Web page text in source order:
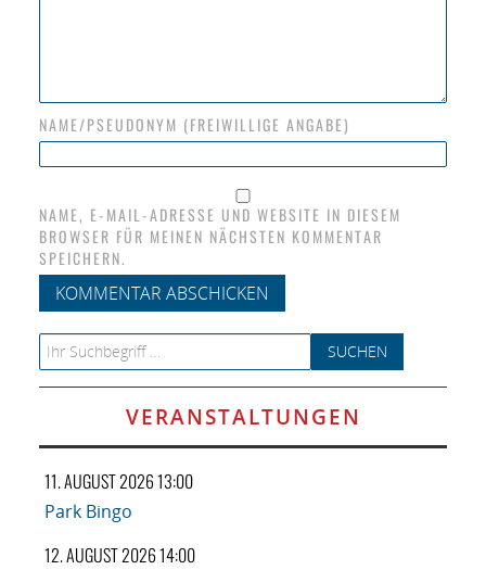
NAME/PSEUDONYM (FREIWILLIGE ANGABE)
NAME, E-MAIL-ADRESSE UND WEBSITE IN DIESEM
BROWSER FÜR MEINEN NÄCHSTEN KOMMENTAR
SPEICHERN.
Search for:
VERANSTALTUNGEN
11. AUGUST 2026 13:00
Park Bingo
12. AUGUST 2026 14:00